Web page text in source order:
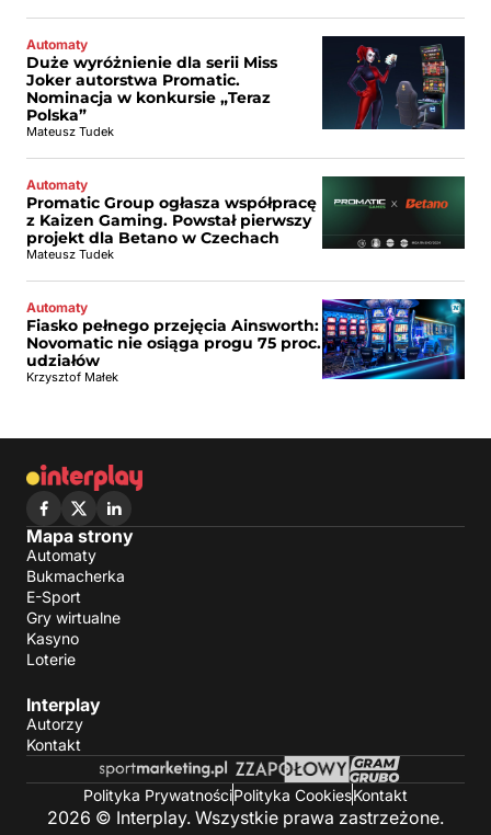
Automaty
Duże wyróżnienie dla serii Miss
Joker autorstwa Promatic.
Nominacja w konkursie „Teraz
Polska”
Mateusz Tudek
Automaty
Promatic Group ogłasza współpracę
z Kaizen Gaming. Powstał pierwszy
projekt dla Betano w Czechach
Mateusz Tudek
Automaty
Fiasko pełnego przejęcia Ainsworth:
Novomatic nie osiąga progu 75 proc.
udziałów
Krzysztof Małek
Mapa strony
Automaty
Bukmacherka
E-Sport
Gry wirtualne
Kasyno
Loterie
Interplay
Autorzy
Kontakt
Polityka PrywatnościPolityka CookiesKontakt
2026 © Interplay. Wszystkie prawa zastrzeżone.